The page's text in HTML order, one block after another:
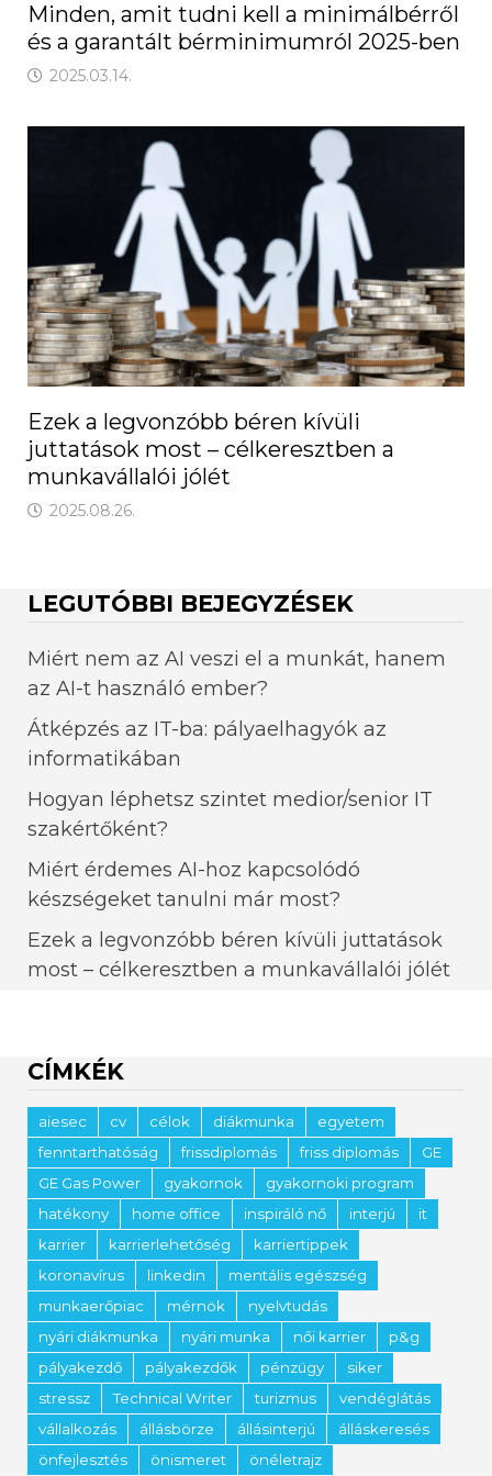
Minden, amit tudni kell a minimálbérről
és a garantált bérminimumról 2025-ben
2025.03.14.
Ezek a legvonzóbb béren kívüli
juttatások most – célkeresztben a
munkavállalói jólét
2025.08.26.
LEGUTÓBBI BEJEGYZÉSEK
Miért nem az AI veszi el a munkát, hanem
az AI-t használó ember?
Átképzés az IT-ba: pályaelhagyók az
informatikában
Hogyan léphetsz szintet medior/senior IT
szakértőként?
Miért érdemes AI-hoz kapcsolódó
készségeket tanulni már most?
Ezek a legvonzóbb béren kívüli juttatások
most – célkeresztben a munkavállalói jólét
CÍMKÉK
aiesec cv célok diákmunka
egyetem
fenntarthatóság
frissdiplomás friss diplomás
GE
GE Gas Power
gyakornok
gyakornoki program
hatékony
home office inspiráló nő interjú
it
karrier
karrierlehetőség
karriertippek
koronavírus
linkedin
mentális egészség
munkaerőpiac
mérnök
nyelvtudás
nyári diákmunka
nyári munka női karrier
p&g
pályakezdő
pályakezdők pénzügy
siker
stressz
Technical Writer turizmus
vendéglátás
vállalkozás
állásbörze állásinterjú
álláskeresés
önfejlesztés
önismeret önéletrajz